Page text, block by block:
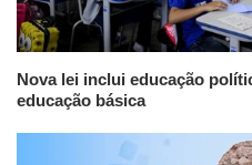
Nova lei inclui educação
educação básica